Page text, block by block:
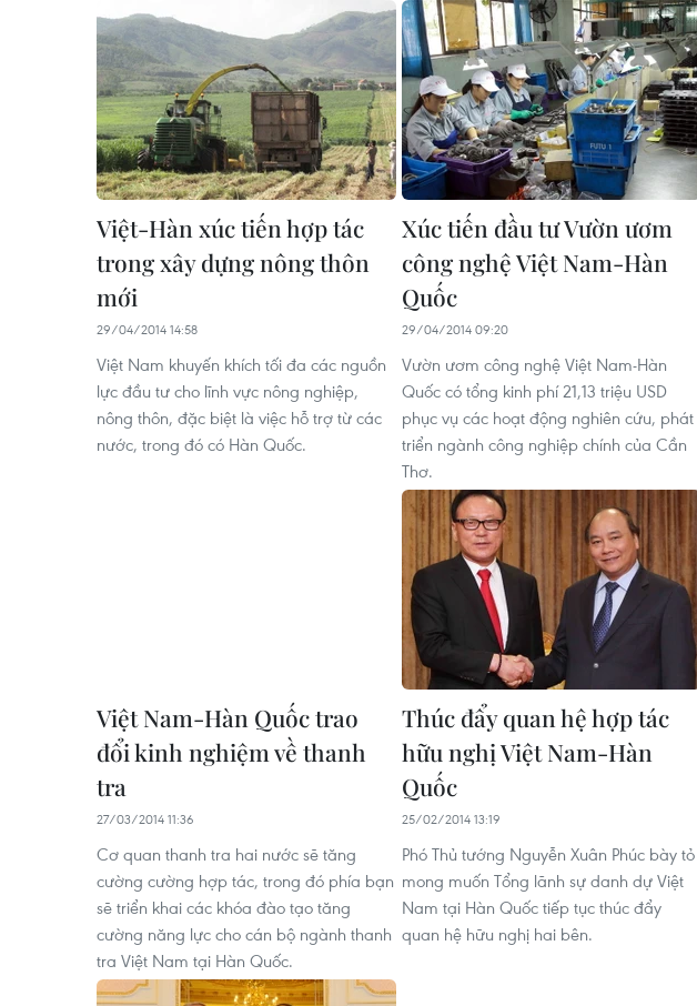
Việt-Hàn xúc tiến hợp tác
trong xây dựng nông thôn
mới
29/04/2014 14:58
Việt Nam khuyến khích tối đa các nguồn
lực đầu tư cho lĩnh vực nông nghiệp,
nông thôn, đặc biệt là việc hỗ trợ từ các
nước, trong đó có Hàn Quốc.
Xúc tiến đầu tư Vườn ươm
công nghệ Việt Nam-Hàn
Quốc
29/04/2014 09:20
Vườn ươm công nghệ Việt Nam-Hàn
Quốc có tổng kinh phí 21,13 triệu USD
phục vụ các hoạt động nghiên cứu, phát
triển ngành công nghiệp chính của Cần
Thơ.
Việt Nam-Hàn Quốc trao
đổi kinh nghiệm về thanh
tra
27/03/2014 11:36
Cơ quan thanh tra hai nước sẽ tăng
cường cường hợp tác, trong đó phía bạn
sẽ triển khai các khóa đào tạo tăng
cường năng lực cho cán bộ ngành thanh
tra Việt Nam tại Hàn Quốc.
Thúc đẩy quan hệ hợp tác
hữu nghị Việt Nam-Hàn
Quốc
25/02/2014 13:19
Phó Thủ tướng Nguyễn Xuân Phúc bày tỏ
mong muốn Tổng lãnh sự danh dự Việt
Nam tại Hàn Quốc tiếp tục thúc đẩy
quan hệ hữu nghị hai bên.